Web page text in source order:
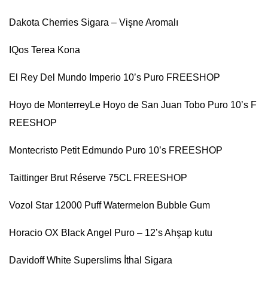
Dakota Cherries Sigara – Vişne Aromalı
IQos Terea Kona
El Rey Del Mundo Imperio 10’s Puro FREESHOP
Hoyo de MonterreyLe Hoyo de San Juan Tobo Puro 10’s F
REESHOP
Montecristo Petit Edmundo Puro 10’s FREESHOP
Taittinger Brut Réserve 75CL FREESHOP
Vozol Star 12000 Puff Watermelon Bubble Gum
Horacio OX Black Angel Puro – 12’s Ahşap kutu
Davidoff White Superslims İthal Sigara